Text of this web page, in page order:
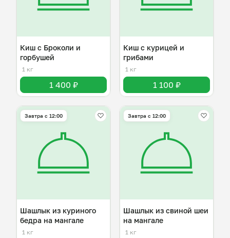
Киш с Броколи и
горбушей
1 кг
1 400 ₽
Киш с курицей и
грибами
1 кг
1 100 ₽
Завтра c 12:00
Шашлык из куриного
бедра на мангале
1 кг
Завтра c 12:00
Шашлык из свиной шеи
на мангале
1 кг